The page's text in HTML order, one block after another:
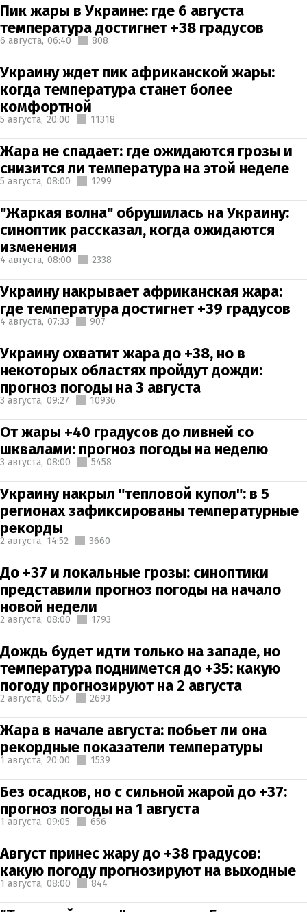
Пик жары в Украине: где 6 августа
температура достигнет +38 градусов
6 августа, 06:40 808
Украину ждет пик африканской жары:
когда температура станет более
комфортной
5 августа, 20:00 11318
Жара не спадает: где ожидаются грозы и
снизится ли температура на этой неделе
5 августа, 08:00 1299
"Жаркая волна" обрушилась на Украину:
синоптик рассказал, когда ожидаются
изменения
4 августа, 08:00 2338
Украину накрывает африканская жара:
где температура достигнет +39 градусов
4 августа, 07:33 907
Украину охватит жара до +38, но в
некоторых областях пройдут дожди:
прогноз погоды на 3 августа
3 августа, 09:27 10936
От жары +40 градусов до ливней со
шквалами: прогноз погоды на неделю
3 августа, 08:00 5458
Украину накрыл "тепловой купол": в 5
регионах зафиксированы температурные
рекорды
2 августа, 14:52 3660
До +37 и локальные грозы: синоптики
представили прогноз погоды на начало
новой недели
2 августа, 08:00 1793
Дождь будет идти только на западе, но
температура поднимется до +35: какую
погоду прогнозируют на 2 августа
2 августа, 06:57 2693
Жара в начале августа: побьет ли она
рекордные показатели температуры
1 августа, 20:00 1539
Без осадков, но с сильной жарой до +37:
прогноз погоды на 1 августа
1 августа, 09:05 656
Август принес жару до +38 градусов:
какую погоду прогнозируют на выходные
1 августа, 08:00 844